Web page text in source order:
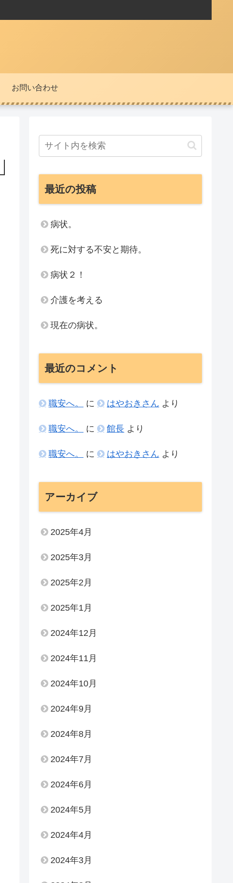
お問い合わせ
最近の投稿
病状。
死に対する不安と期待。
病状２！
介護を考える
現在の病状。
最近のコメント
職安へ。 に はやおきさん より
職安へ。 に 館長 より
職安へ。 に はやおきさん より
アーカイブ
2025年4月
2025年3月
2025年2月
2025年1月
2024年12月
2024年11月
2024年10月
2024年9月
2024年8月
2024年7月
2024年6月
2024年5月
2024年4月
2024年3月